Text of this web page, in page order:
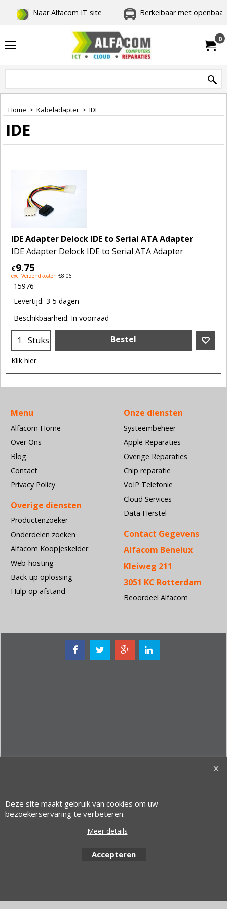
Naar Alfacom IT site Berkeibaar met
0
Home > Kabeladapter > IDE
IDE
IDE Adapter Delock IDE to Serial ATA Adapter
IDE Adapter Delock IDE to Serial ATA Adapter
€9.75
excl Verzendkosten €8.06
15976
Levertijd: 3-5 dagen
Beschikbaarheid: In voorraad
Stuks Bestel
Klik hier
Menu
Alfacom Home
Over Ons
Blog
Contact
Privacy Policy
Onze diensten
Systeembeheer
Apple Reparaties
Overige Reparaties
Chip reparatie
VoIP Telefonie
Cloud Services
Data Herstel
Overige diensten
Productenzoeker
Onderdelen zoeken
Alfacom Koopjeskelder
Web-hosting
Back-up oplossing
Hulp op afstand
Contact Gegevens
Alfacom Benelux
Kleiweg 211
3051 KC Rotterdam
Beoordeel Alfacom
Webwinkel gemaakt met ShopFactory webwinkel software.
Deze site maakt gebruik van cookies om uw
bezoekerservaring te verbeteren.
Meer details
Accepteren